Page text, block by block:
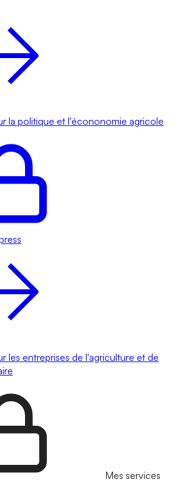
la politique et l'écononomie agricole
les entreprises de l'agriculture et de
Mes services